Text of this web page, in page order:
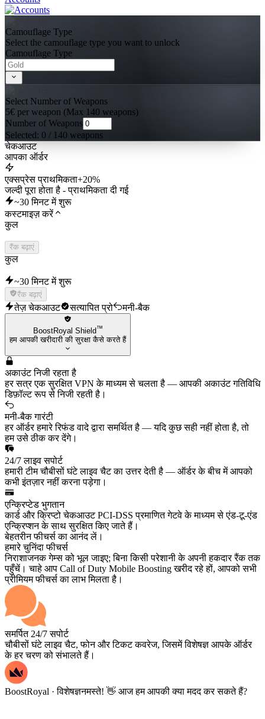
Camouflage Type
Select the camouflage type you want to unlock
Camouflage Type
Select Number of Weapons
5€ per weapon (Max 140 weapons)
Number of Weapons
Selected: 0 / 140 weapons
चेकआउट
आपका ऑर्डर
एक्सप्रेस प्राथमिकता+20%
जल्दी पूरा होता है - प्राथमिकता दी गई
~30 मिनट में शुरू
कस्टमाइज़ करें
कुल
रैंक बढ़ाएं
कुल
~30 मिनट में शुरू
रैंक बढ़ाएं
तेज़ चेकआउट सत्यापित प्रो मनी-बैक
BoostRoyal Shield™
हम आपकी खरीदारी की सुरक्षा कैसे करते हैं
अकाउंट निजी रहता है
हर सत्र एक सुरक्षित VPN के माध्यम से चलता है — आपकी अकाउंट गतिविधि
डिफ़ॉल्ट रूप से निजी रहती है।
मनी-बैक गारंटी
हर ऑर्डर हमारे रिफंड वादे द्वारा समर्थित है — यदि कुछ सही नहीं होता है, तो
हम उसे ठीक कर देंगे।
24/7 लाइव सपोर्ट
हमारी टीम चौबीसों घंटे लाइव चैट का उत्तर देती है — ऑर्डर के बीच में आपको
कभी इंतज़ार नहीं करना पड़ेगा।
एन्क्रिप्टेड भुगतान
कार्ड और क्रिप्टो चेकआउट PCI-DSS प्रमाणित गेटवे के माध्यम से एंड-टू-एंड
एन्क्रिप्शन के साथ सुरक्षित किए जाते हैं।
बेहतरीन फीचर्स का आनंद लें।
हमारे चुनिंदा फीचर्स
निराशाजनक गेम्स को भूल जाइए; बिना किसी परेशानी के अपनी हकदार रैंक तक
पहुँचें। चाहे आप Call of Duty Mobile Boosting खरीद रहे हों, आपको सभी
प्रीमियम फीचर्स का लाभ मिलता है।
समर्पित 24/7 सपोर्ट
चौबीसों घंटे लाइव चैट, फोन और टिकट कवरेज, जिसमें विशेषज्ञ आपके ऑर्डर
के हर चरण को संभालते हैं।
BoostRoyal · विशेषज्ञनमस्ते! 👋 आज हम आपकी क्या मदद कर सकते हैं?